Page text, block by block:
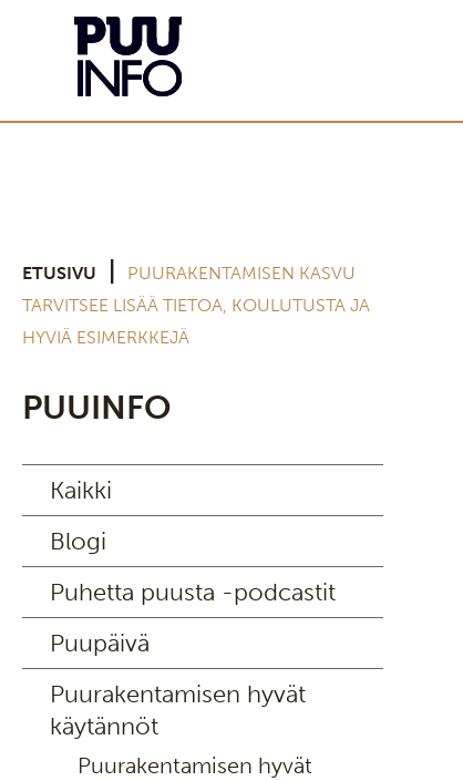
ETUSIVU
PUURAKENTAMISEN KASVU
TARVITSEE LISÄÄ TIETOA, KOULUTUSTA JA
HYVIÄ ESIMERKKEJÄ
PUUINFO
Kaikki
Blogi
Puhetta puusta -podcastit
Puupäivä
Puurakentamisen hyvät
käytännöt
Puurakentamisen hyvät